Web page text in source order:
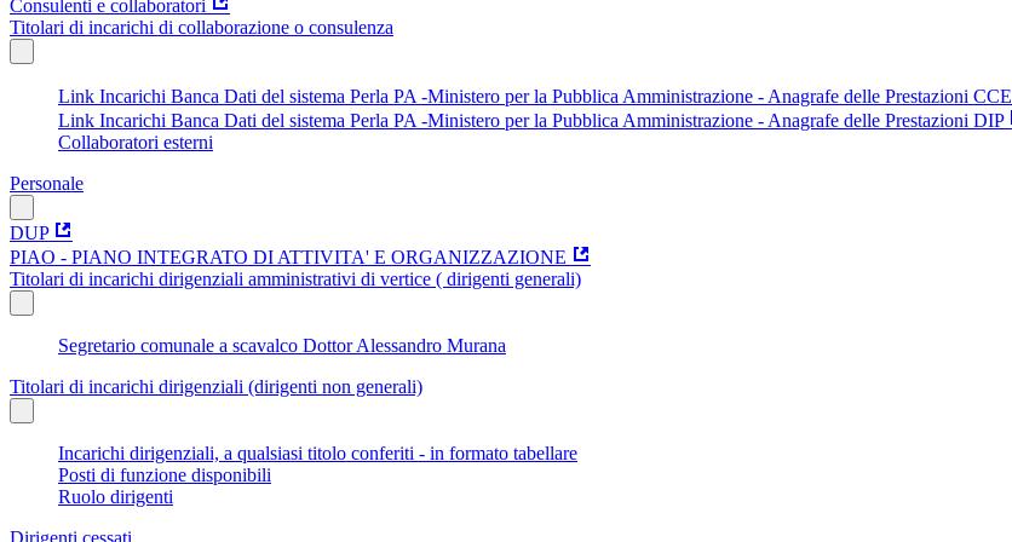
Consulenti e collaboratori
Titolari di incarichi di collaborazione o consulenza
Link Incarichi Banca Dati del sistema Perla PA -Ministero per la Pubblica Amministrazione - Anagrafe delle Prestazioni CCE
Link Incarichi Banca Dati del sistema Perla PA -Ministero per la Pubblica Amministrazione - Anagrafe delle Prestazioni DIP
Collaboratori esterni
Personale
DUP
PIAO - PIANO INTEGRATO DI ATTIVITA' E ORGANIZZAZIONE
Titolari di incarichi dirigenziali amministrativi di vertice ( dirigenti generali)
Segretario comunale a scavalco Dottor Alessandro Murana
Titolari di incarichi dirigenziali (dirigenti non generali)
Incarichi dirigenziali, a qualsiasi titolo conferiti - in formato tabellare
Posti di funzione disponibili
Ruolo dirigenti
Dirigenti cessati